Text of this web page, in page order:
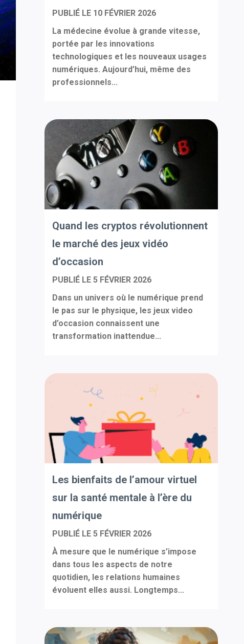
PUBLIÉ LE 10 FÉVRIER 2026
La médecine évolue à grande vitesse,
portée par les innovations
technologiques et les nouveaux usages
numériques. Aujourd’hui, même des
professionnels...
Quand les cryptos révolutionnent
le marché des jeux vidéo
d’occasion
PUBLIÉ LE5 FÉVRIER 2026
Dans un univers où le numérique prend
le pas sur le physique, les jeux video
d’occasion connaissent une
transformation inattendue...
Les bienfaits de l’amour virtuel
sur la santé mentale à l’ère du
numérique
PUBLIÉ LE5 FÉVRIER 2026
À mesure que le numérique s’impose
dans tous les aspects de notre
quotidien, les relations humaines
évoluent elles aussi. Longtemps...